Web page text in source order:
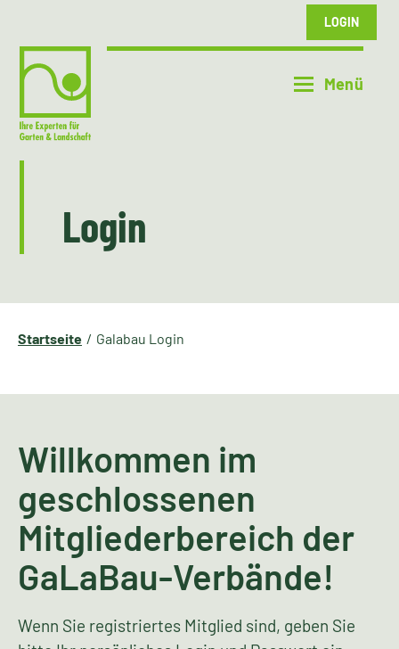
LOGIN
Login
Startseite Galabau Login
Willkommen im
geschlossenen
Mitgliederbereich der
GaLaBau-Verbände!
Wenn Sie registriertes Mitglied sind, geben Sie